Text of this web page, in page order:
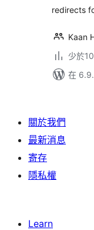
redirects
Kaan
少於
在
關於我們
最新消息
寄存
隱私權
Learn